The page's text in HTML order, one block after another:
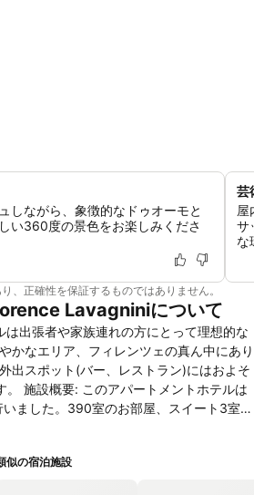
しながら、象徴的なドゥオーモと
い360度の景色をお楽しみくださ
芸
屋
サ
な
、正確性を保証するものではありません。
Lavagniniについて
は出張者や家族連れの方にとって理想的な
かなエリア、フィレンツェの真ん中にあり
出スポット(バー、レストラン)にはおよそ
。 施設概要: このアパートメントホテルは
ました。390室のお部屋、スイート3室や
にわたってご用意しており、エレベータ
アウト時のサポートを行います。このアパ
似の宿泊施設